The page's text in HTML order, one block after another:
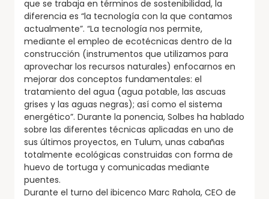
que se trabaja en términos de sostenibilidad, la
diferencia es “la tecnología con la que contamos
actualmente”. “La tecnología nos permite,
mediante el empleo de ecotécnicas dentro de la
construcción (instrumentos que utilizamos para
aprovechar los recursos naturales) enfocarnos en
mejorar dos conceptos fundamentales: el
tratamiento del agua (agua potable, las ascuas
grises y las aguas negras); así como el sistema
energético”. Durante la ponencia, Solbes ha hablado
sobre las diferentes técnicas aplicadas en uno de
sus últimos proyectos, en Tulum, unas cabañas
totalmente ecológicas construidas con forma de
huevo de tortuga y comunicadas mediante
puentes.
Durante el turno del ibicenco Marc Rahola, CEO de